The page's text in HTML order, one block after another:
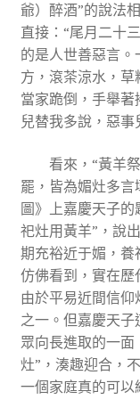
爺）醉酒”的說法
直接：“尾月二十
的是人世善惡言
方，滾茶涼水，草
當家跪倒，手舉
兒替我多說，惡事
看來，“黃羊
罷，皆為媚灶多
圖》上嘉慶天子的
祀灶用黃羊”，說
期充裕近于媚，養
仿佛看到，實在歷
由於平易近間信
之一。但嘉慶天
眾向長進取的一面
灶”，湊趣迎合，
一個家庭真的可以